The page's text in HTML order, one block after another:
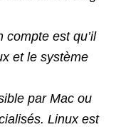
est qu’il
et le système
par Mac ou
Linux est